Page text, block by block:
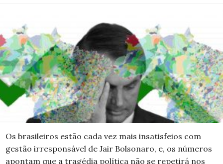
Os brasileiros estão cada vez mais insatisfeios com
gestão irresponsável de Jair Bolsonaro, e, os números
apontam que a tragédia política não se repetirá nos